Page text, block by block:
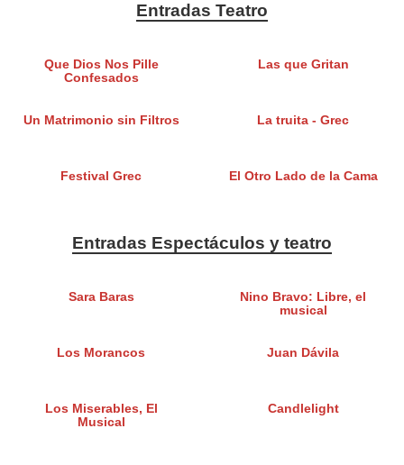
Entradas Teatro
Que Dios Nos Pille
Confesados
Las que Gritan
Un Matrimonio sin Filtros La truita - Grec
Festival Grec El Otro Lado de la Cama
Entradas Espectáculos y teatro
Sara Baras
Nino Bravo: Libre, el
musical
Los Morancos Juan Dávila
Los Miserables, El
Musical
Candlelight